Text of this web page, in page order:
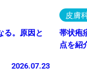
る。原因と
2026.07.23
皮膚
帯状疱
点を紹